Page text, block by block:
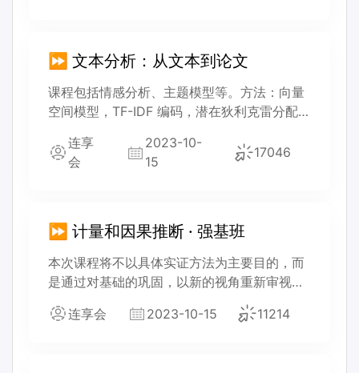
⏩ 文本分析：从文本到论文
课程包括情感分析、主题模型等。方法：向量
空间模型，TF-IDF 编码，潜在狄利克雷分配模
如词嵌入，循环神经网络，长短期记忆模型
等。
连享
会
2023-10-
15
17046
⏩ 计量和因果推断 · 强基班
本次课程将不以具体实证方法为主要目的，而
是通过对基础的巩固，以新的视角重新审视我
们之前学习和使用的方法，以期化解上文提到
的各种「囧境」。
连享会 2023-10-15 11214